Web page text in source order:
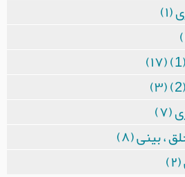
بینی (۸)